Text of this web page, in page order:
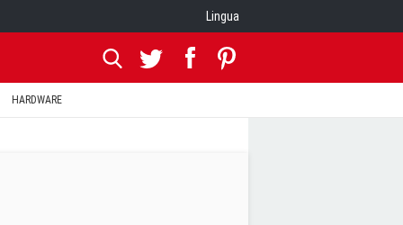
Lingua
HARDWARE